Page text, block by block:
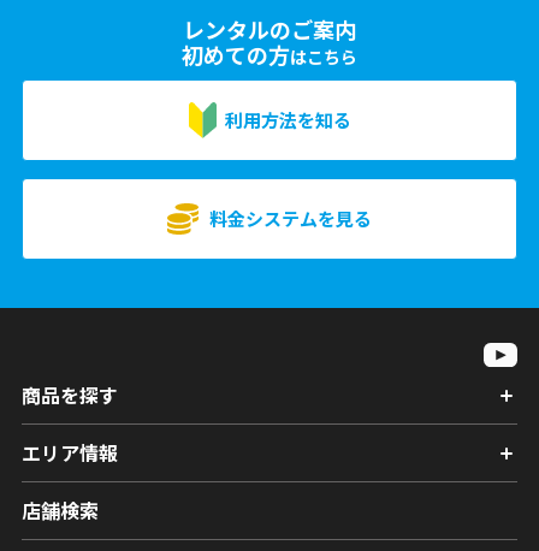
レンタルのご案内
初めての方はこちら
利用方法を知る
料金システムを見る
商品を探す
エリア情報
店舗検索